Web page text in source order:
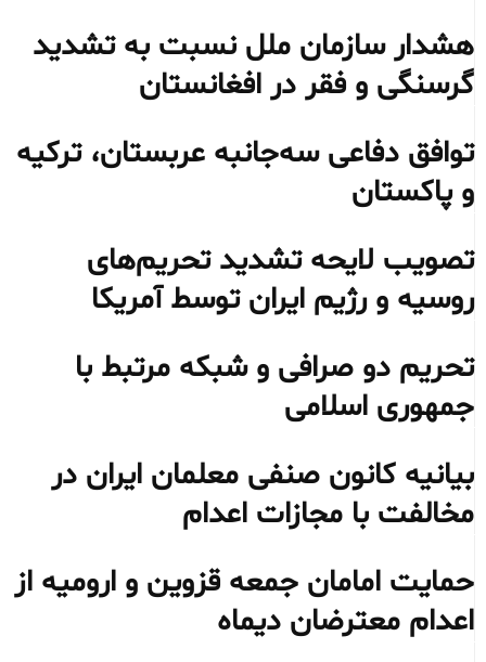
هشدار سازمان ملل نسبت به تشدید
گرسنگی و فقر در افغانستان
توافق دفاعی سه‌جانبه عربستان، ترکیه
و پاکستان
تصویب لایحه تشدید تحریم‌های
روسیه و رژیم ایران توسط آمریکا
تحریم دو صرافی و شبکه مرتبط با
جمهوری اسلامی
بیانیه کانون صنفی معلمان ایران در
مخالفت با مجازات اعدام
حمایت امامان جمعه قزوین و ارومیه از
اعدام معترضان دیماه